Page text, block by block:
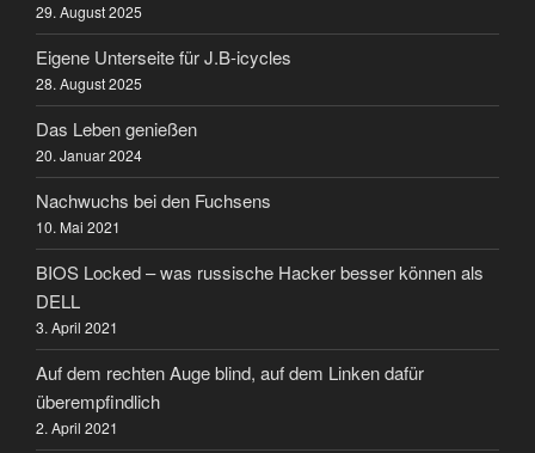
29. August 2025
Eigene Unterseite für J.B-icycles
28. August 2025
Das Leben genießen
20. Januar 2024
Nachwuchs bei den Fuchsens
10. Mai 2021
BIOS Locked – was russische Hacker besser können als
DELL
3. April 2021
Auf dem rechten Auge blind, auf dem Linken dafür
überempfindlich
2. April 2021